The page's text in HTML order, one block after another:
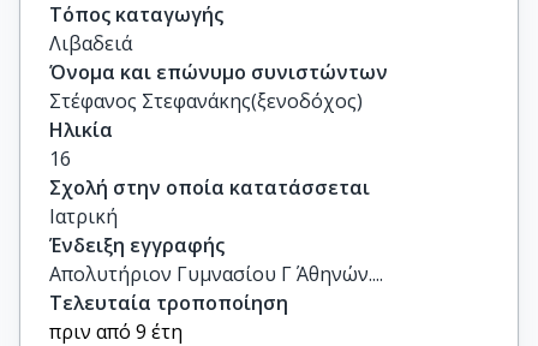
Τόπος καταγωγής
Λιβαδειά
Όνομα και επώνυμο συνιστώντων
Στέφανος Στεφανάκης(ξενοδόχος)
Ηλικία
16
Σχολή στην οποία κατατάσσεται
Ιατρική
Ένδειξη εγγραφής
Απολυτήριον Γυμνασίου Γ΄ Αθηνών....
Τελευταία τροποποίηση
πριν από 9 έτη